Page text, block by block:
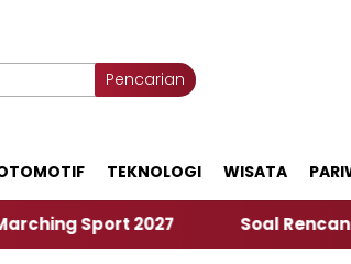
Pencarian
TEKNOLOGI WISATA
2027 ‎Soal Rencana